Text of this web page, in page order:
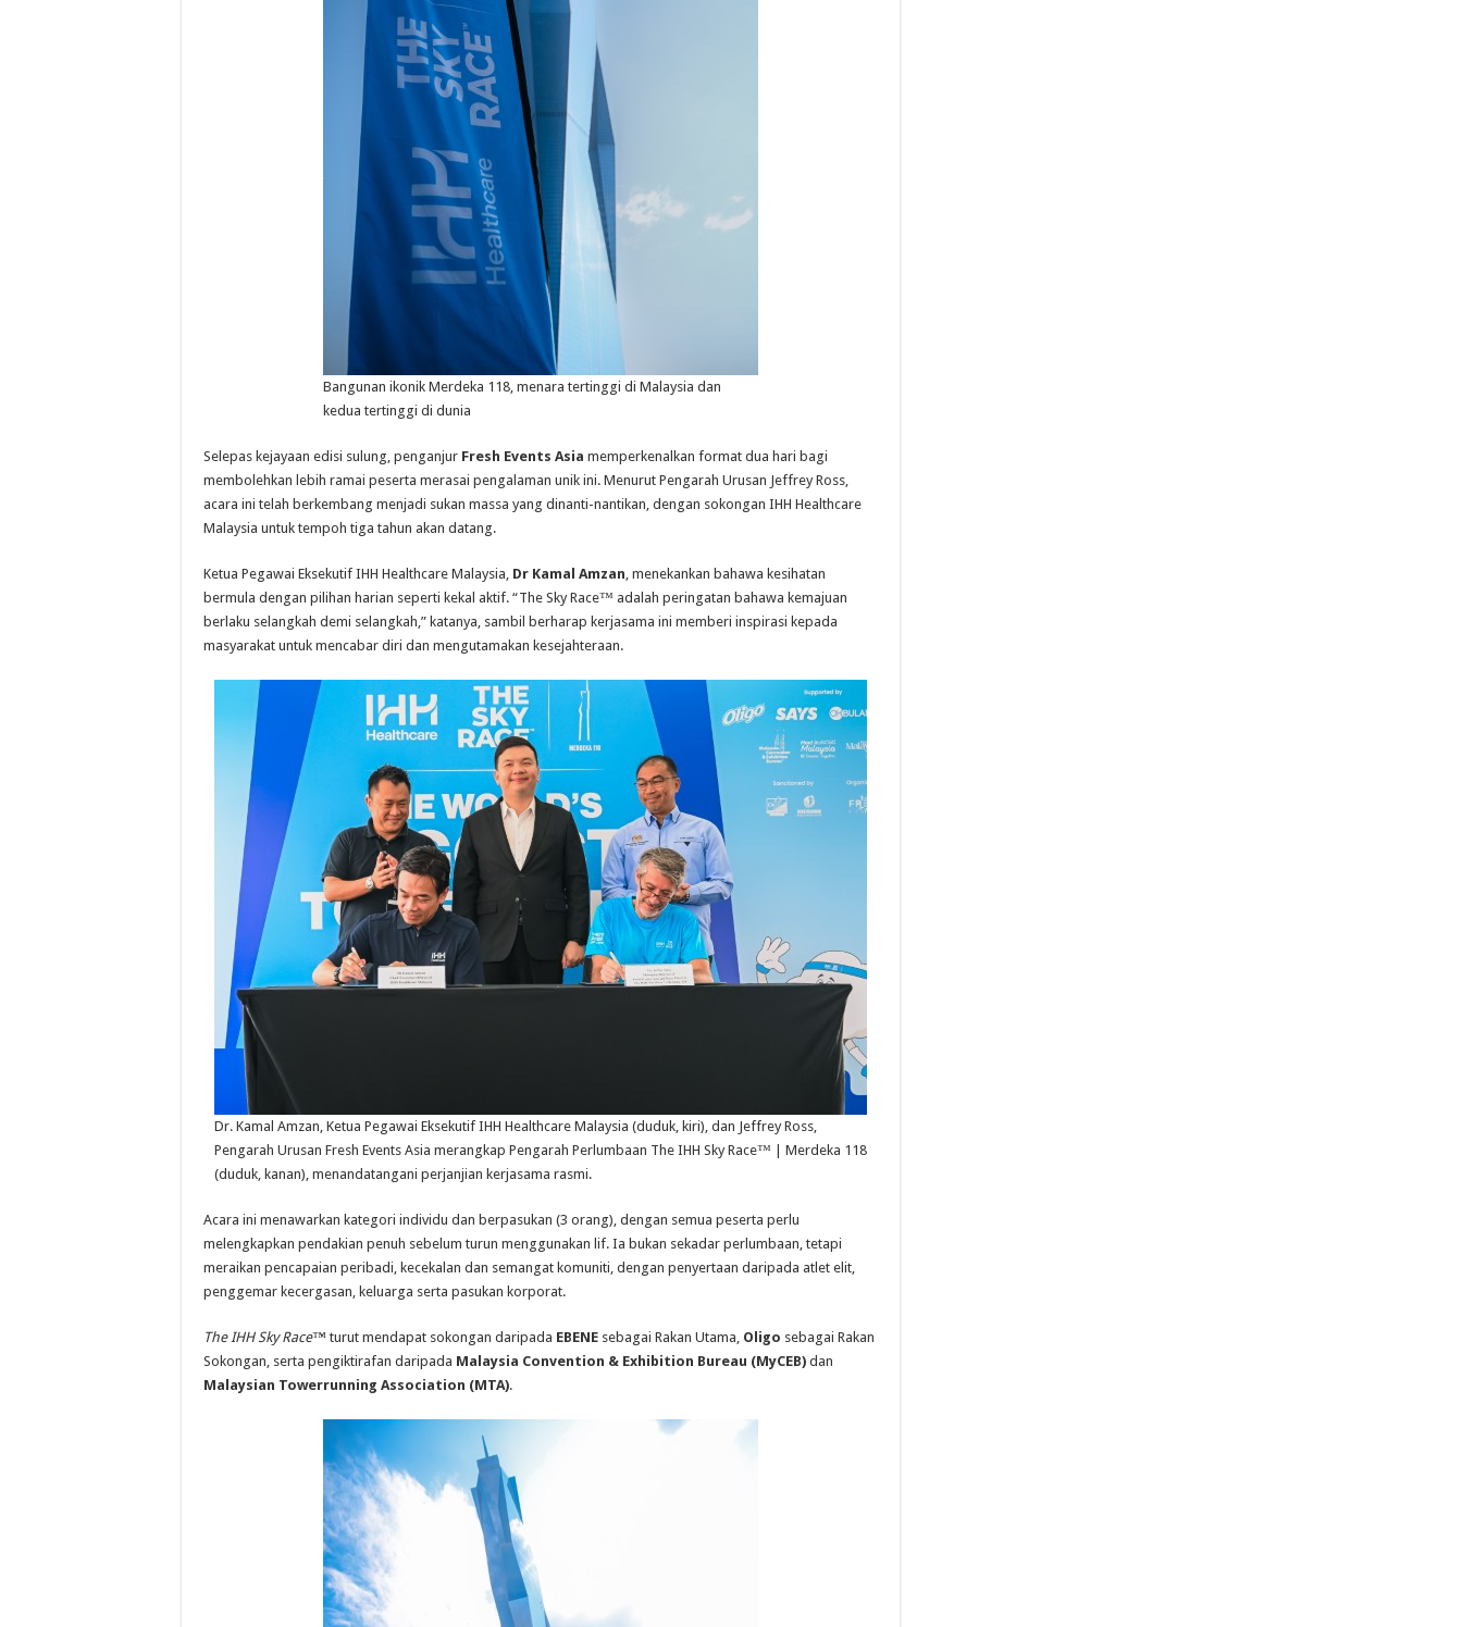
Bangunan ikonik Merdeka 118, menara tertinggi di Malaysia dan
kedua tertinggi di dunia
Selepas kejayaan edisi sulung, penganjur Fresh Events Asia memperkenalkan format dua hari bagi
membolehkan lebih ramai peserta merasai pengalaman unik ini. Menurut Pengarah Urusan Jeffrey Ross,
acara ini telah berkembang menjadi sukan massa yang dinanti-nantikan, dengan sokongan IHH Healthcare
Malaysia untuk tempoh tiga tahun akan datang.
Ketua Pegawai Eksekutif IHH Healthcare Malaysia, Dr Kamal Amzan, menekankan bahawa kesihatan
bermula dengan pilihan harian seperti kekal aktif. “The Sky Race™ adalah peringatan bahawa kemajuan
berlaku selangkah demi selangkah,” katanya, sambil berharap kerjasama ini memberi inspirasi kepada
masyarakat untuk mencabar diri dan mengutamakan kesejahteraan.
Dr. Kamal Amzan, Ketua Pegawai Eksekutif IHH Healthcare Malaysia (duduk, kiri), dan Jeffrey Ross,
Pengarah Urusan Fresh Events Asia merangkap Pengarah Perlumbaan The IHH Sky Race™ | Merdeka 118
(duduk, kanan), menandatangani perjanjian kerjasama rasmi.
Acara ini menawarkan kategori individu dan berpasukan (3 orang), dengan semua peserta perlu
melengkapkan pendakian penuh sebelum turun menggunakan lif. Ia bukan sekadar perlumbaan, tetapi
meraikan pencapaian peribadi, kecekalan dan semangat komuniti, dengan penyertaan daripada atlet elit,
penggemar kecergasan, keluarga serta pasukan korporat.
The IHH Sky Race™ turut mendapat sokongan daripada EBENE sebagai Rakan Utama, Oligo sebagai Rakan
Sokongan, serta pengiktirafan daripada Malaysia Convention & Exhibition Bureau (MyCEB) dan
Malaysian Towerrunning Association (MTA).